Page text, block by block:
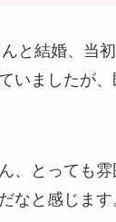
と結婚、当
いましたが
、とっても
なと感じます